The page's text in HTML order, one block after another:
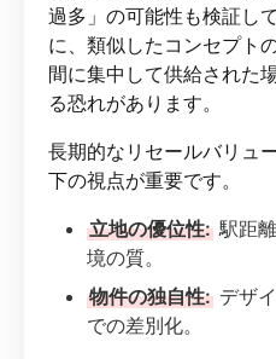
過多」の可能性も検証し
に、類似したコンセプト
間に集中して供給された
る恐れがあります。
長期的なリセールバリュ
下の視点が重要です。
立地の優位性: 駅距
境の質。
物件の独自性: デザ
での差別化。